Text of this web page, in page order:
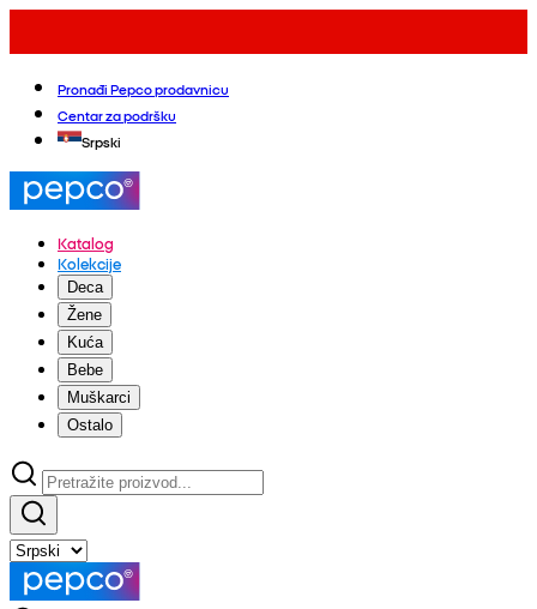
Pronađi Pepco prodavnicu
Centar za podršku
Srpski
Katalog
Kolekcije
Deca
Žene
Kuća
Bebe
Muškarci
Ostalo